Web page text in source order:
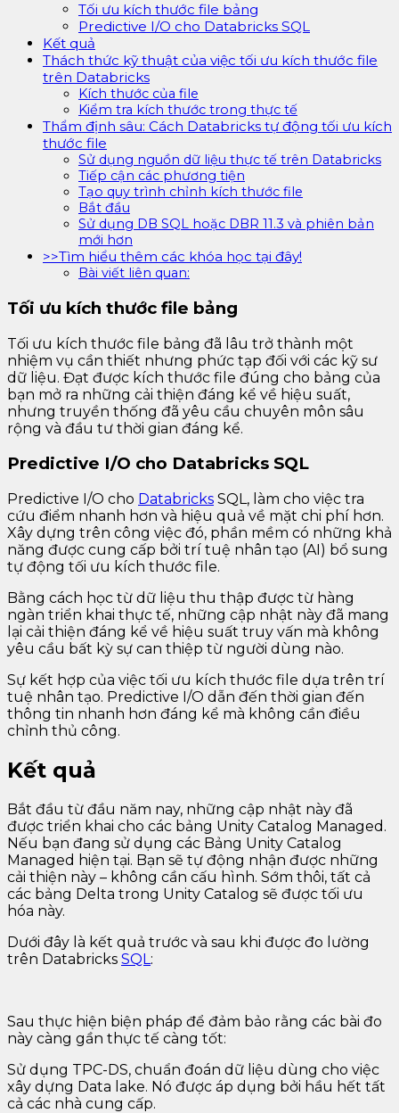
Tối ưu kích thước file bảng
Predictive I/O cho Databricks SQL
Kết quả
Thách thức kỹ thuật của việc tối ưu kích thước file
trên Databricks
Kích thước của file
Kiểm tra kích thước trong thực tế
Thẩm định sâu: Cách Databricks tự động tối ưu kích
thước file
Sử dụng nguồn dữ liệu thực tế trên Databricks
Tiếp cận các phương tiện
Tạo quy trình chỉnh kích thước file
Bắt đầu
Sử dụng DB SQL hoặc DBR 11.3 và phiên bản
mới hơn
>>Tìm hiểu thêm các khóa học tại đây!
Bài viết liên quan:
Tối ưu kích thước file bảng
Tối ưu kích thước file bảng đã lâu trở thành một
nhiệm vụ cần thiết nhưng phức tạp đối với các kỹ sư
dữ liệu. Đạt được kích thước file đúng cho bảng của
bạn mở ra những cải thiện đáng kể về hiệu suất,
nhưng truyền thống đã yêu cầu chuyên môn sâu
rộng và đầu tư thời gian đáng kể.
Predictive I/O cho Databricks SQL
Predictive I/O cho Databricks SQL, làm cho việc tra
cứu điểm nhanh hơn và hiệu quả về mặt chi phí hơn.
Xây dựng trên công việc đó, phần mềm có những khả
năng được cung cấp bởi trí tuệ nhân tạo (AI) bổ sung
tự động tối ưu kích thước file.
Bằng cách học từ dữ liệu thu thập được từ hàng
ngàn triển khai thực tế, những cập nhật này đã mang
lại cải thiện đáng kể về hiệu suất truy vấn mà không
yêu cầu bất kỳ sự can thiệp từ người dùng nào.
Sự kết hợp của việc tối ưu kích thước file dựa trên trí
tuệ nhân tạo. Predictive I/O dẫn đến thời gian đến
thông tin nhanh hơn đáng kể mà không cần điều
chỉnh thủ công.
Kết quả
Bắt đầu từ đầu năm nay, những cập nhật này đã
được triển khai cho các bảng Unity Catalog Managed.
Nếu bạn đang sử dụng các Bảng Unity Catalog
Managed hiện tại. Bạn sẽ tự động nhận được những
cải thiện này – không cần cấu hình. Sớm thôi, tất cả
các bảng Delta trong Unity Catalog sẽ được tối ưu
hóa này.
Dưới đây là kết quả trước và sau khi được đo lường
trên Databricks SQL:
Sau thực hiện biện pháp để đảm bảo rằng các bài đo
này càng gần thực tế càng tốt:
Sử dụng TPC-DS, chuẩn đoán dữ liệu dùng cho việc
xây dựng Data lake. Nó được áp dụng bởi hầu hết tất
cả các nhà cung cấp.